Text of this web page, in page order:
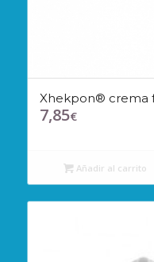
Xhekpon® crema
7,85€
Añadir al carrito